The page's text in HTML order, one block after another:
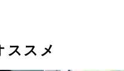
ススメ